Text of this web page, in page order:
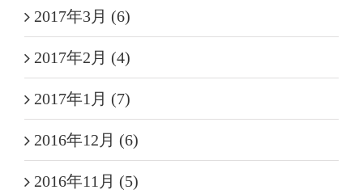
2017年3月 (6)
2017年2月 (4)
2017年1月 (7)
2016年12月 (6)
2016年11月 (5)